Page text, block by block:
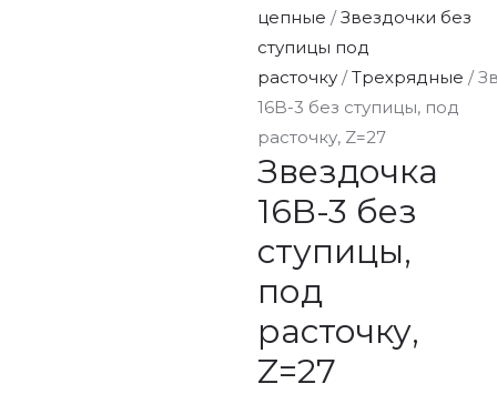
цепные /Звездочки без
ступицы под
расточку /Трехрядные /
16B-3 без ступицы, под
расточку, Z=27
Звездочка
16B-3 без
ступицы,
под
расточку,
Z=27